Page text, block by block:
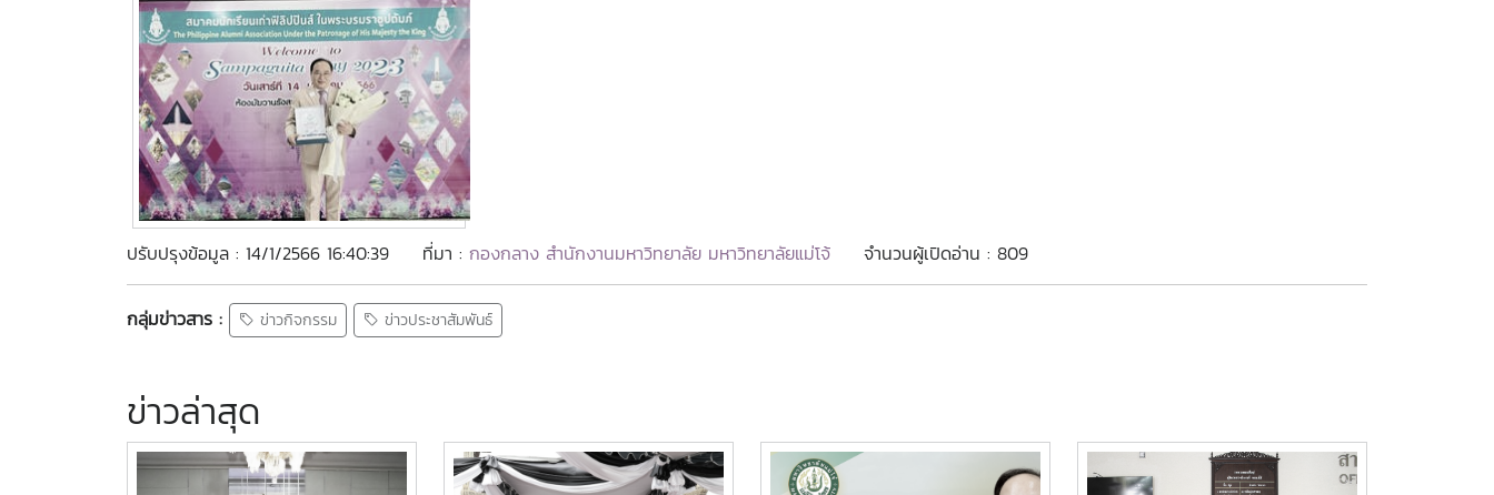
ปรับปรุงข้อมูล : 14/1/2566 16:40:39 ที่มา : กองกลาง สำนักงานมหาวิทยาลัย มหาวิทยาลัยแม่โจ้ จำนวนผู้เปิดอ่าน : 809
กลุ่มข่าวสาร : ข่าวกิจกรรม ข่าวประชาสัมพันธ์
ข่าวล่าสุด